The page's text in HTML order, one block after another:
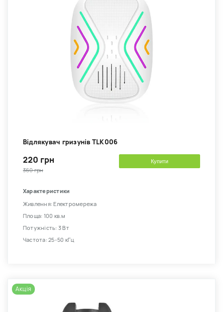
Відлякувач гризунів TLK006
220 грн
360 грн
Купити
Характеристики
Живлення: Електромережа
Площа: 100 кв.м
Потужність: 3 Вт
Частота: 25-50 кГц
Акція